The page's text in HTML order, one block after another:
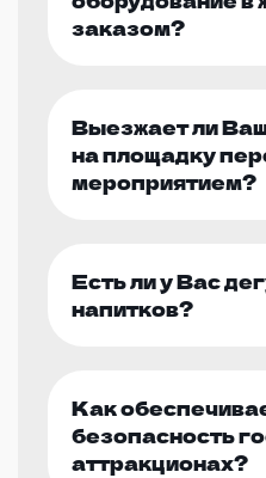
заказом?
Выезжает ли
на площадку
мероприятием?
Есть ли у Вас
напитков?
Как
безопасность
аттракционах?